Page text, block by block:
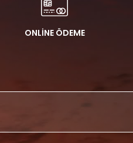
ONLİNE ÖDEME